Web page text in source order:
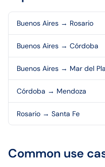
Buenos Aires → Rosario
Buenos Aires → Córdoba
Buenos Aires → Mar del
Córdoba → Mendoza
Rosario → Santa Fe
Common use